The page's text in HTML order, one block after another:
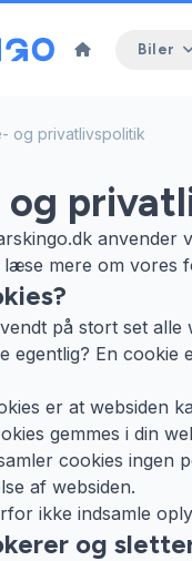
Biler
og privatlivspolitik
og
mere om vores
på stort set
egentlig? En
er at websiden
gemmes i din
cookies ingen
af websiden.
ikke indsamle
og